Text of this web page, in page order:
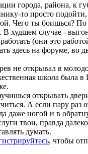
города, района, к
то просто
Чего ты боишься? По
худшем случае -
(они это
здесь на форуме, во
не открывал в
школа была в
открывать
А если пару раз
даже ногой и в
твои, правда
думать.
, чтобы